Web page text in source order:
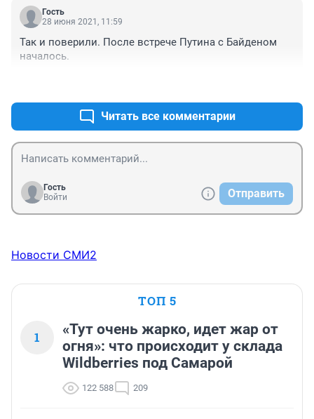
Гость
28 июня 2021, 11:59
Так и поверили. После встрече Путина с Байденом
началось.
Читать все комментарии
Гость
Войти
Отправить
Новости СМИ2
ТОП 5
1
«Тут очень жарко, идет жар от
огня»: что происходит у склада
Wildberries под Самарой
122 588 209